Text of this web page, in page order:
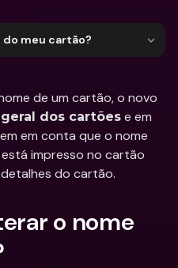
meu cartão?
de um cartão, o novo
dos cartões e em
em conta que o nome
impresso no cartão
do cartão.
o nome